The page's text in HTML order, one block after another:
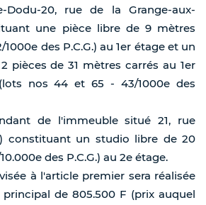
Dodu-20, rue de la Grange-aux-
une pièce libre de 9 mètres
1000e des P.C.G.) au 1er étage et un
pièces de 31 mètres carrés au 1er
nos 44 et 65 - 43/1000e des
de l'immeuble situé 21, rue
constituant un studio libre de 20
des P.C.G.) au 2e étage.
à l'article premier sera réalisée
de 805.500 F (prix auquel